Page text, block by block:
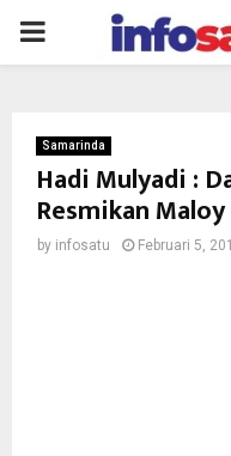
PRIMARY
Samarinda
Hadi Mulyadi :
Resmikan
by infosatu Februari 5,